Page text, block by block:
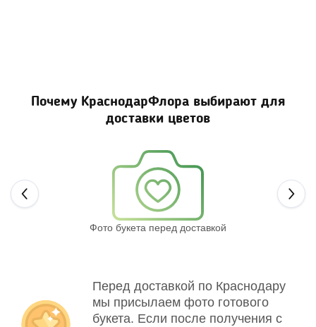
Почему КраснодарФлора выбирают для
доставки цветов
Фото букета перед доставкой
Перед доставкой по Краснодару
мы присылаем фото готового
букета. Если после получения с